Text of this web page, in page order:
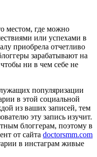
местом, где можно
или успехами в
приобрела отчетливо
зарабатывают на
ни в чем себе не
популяризации
в этой социальной
из ваших записей, тем
эту запись изучит.
блоггерам, поэтому в
от сайта doctorsmm.com
в инстаграм живые